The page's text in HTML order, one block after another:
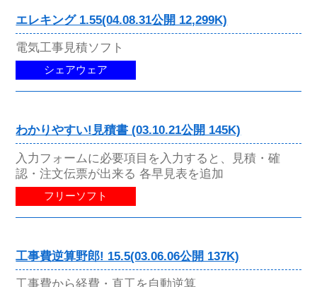
エレキング 1.55(04.08.31公開 12,299K)
電気工事見積ソフト
シェアウェア
わかりやすい!見積書 (03.10.21公開 145K)
入力フォームに必要項目を入力すると、見積・確
認・注文伝票が出来る 各早見表を追加
フリーソフト
工事費逆算野郎! 15.5(03.06.06公開 137K)
工事費から経費・直工を自動逆算